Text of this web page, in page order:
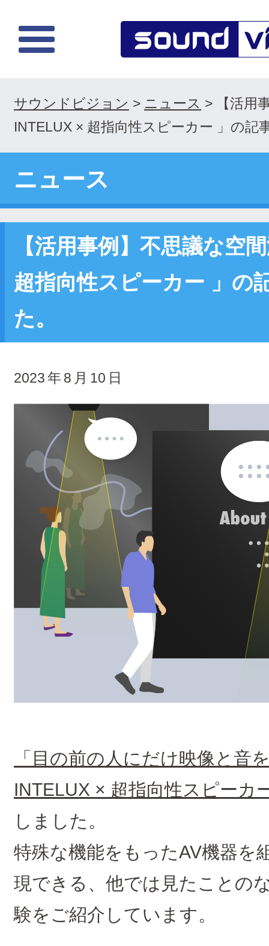
サウンドビジョン > ニュース >
【活用
INTELUX × 超指向性スピーカー 」の記
ニュース
【活用事例】不思議な空
超指向性スピーカー 」の
た。
2023 年 8 月 10 日
「目の前の人にだけ映像と音
INTELUX × 超指向性スピーカ
しました。
特殊な機能をもったAV機器を
現できる、他では見たことの
験をご紹介しています。